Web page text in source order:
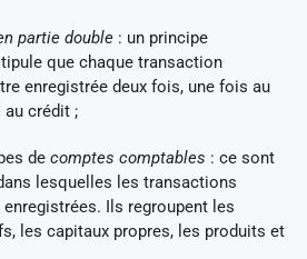
partie double : un principe
que chaque transaction
enregistrée deux fois, une fois au
crédit ;
de comptes comptables : ce sont
lesquelles les transactions
Ils regroupent les
les capitaux propres, les produits et